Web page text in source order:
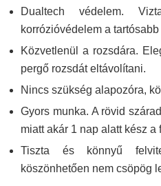
Dualtech védelem.
korrózióvédelem a
Közvetlenül a rozsdára.
pergő rozsdát eltávolítani.
Nincs szükség alapozóra,
Gyors munka. A rövid
miatt akár 1 nap alatt kész a
Tiszta és könnyű
köszönhetően nem csöpög